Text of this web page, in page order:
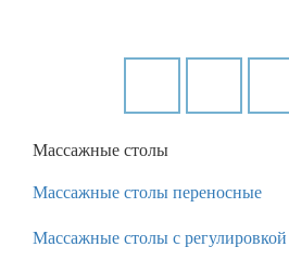
Массажные столы
Массажные столы переносные
Массажные столы с